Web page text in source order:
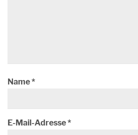
Name*
E-Mail-Adresse*